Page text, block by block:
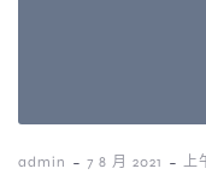
admin - 7 8 月 2021 - 上